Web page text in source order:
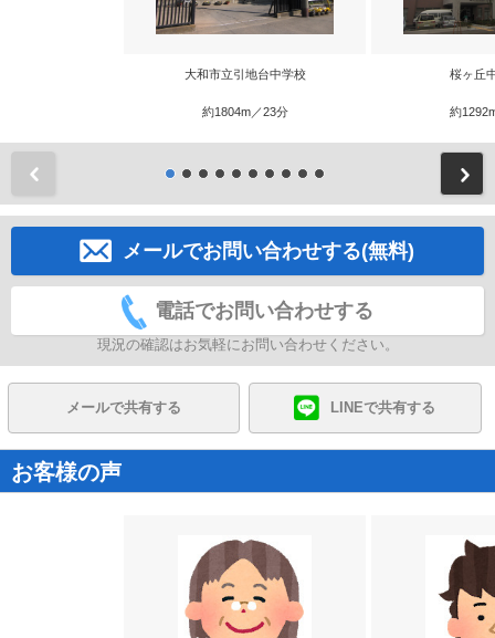
大和市立引地台中学校
約1804m／23分
桜ヶ丘
約
メールでお問い合わせする(無料)
電話でお問い合わせする
現況の確認はお気軽にお問い合わせください。
メールで共有する LINEで共有する
お客様の声